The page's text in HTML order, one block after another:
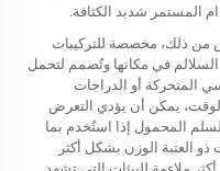
المستمر شديد الكثافة.
من ذلك، مخصصة للتركيبات
السلالم في مكانها وتُصمم لتحمل
المتحركة أو الدراجات
الوقت، يمكن أن يؤدي التعرض
المحمول إذا استُخدم بما
العتبة الوزن بشكل أكثر